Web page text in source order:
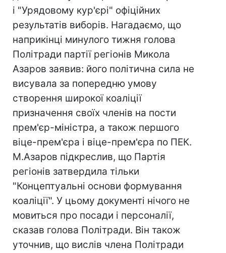
і "Урядовому кур'єрі" офіційних
результатів виборів. Нагадаємо, що
наприкінці минулого тижня голова
Політради партії регіонів Микола
Азаров заявив: його політична сила не
висувала за попередню умову
створення широкої коаліції
призначення своїх членів на пости
прем'єр-міністра, а також першого
віце-прем'єра і віце-прем'єра по ПЕК.
М.Азаров підкреслив, що Партія
регіонів затвердила тільки
"Концептуальні основи формування
коаліції". У цьому документі нічого не
мовиться про посади і персоналії,
сказав голова Політради. Він також
уточнив, що вислів члена Політради